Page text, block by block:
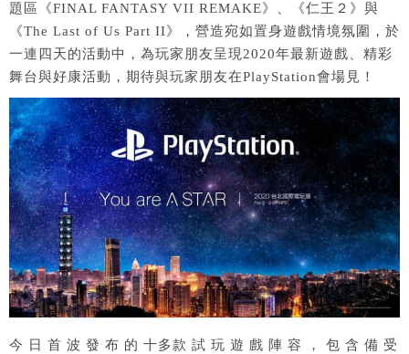
題區《FINAL FANTASY VII REMAKE》、《仁王２》與
《The Last of Us Part II》，營造宛如置身遊戲情境氛圍，於
一連四天的活動中，為玩家朋友呈現2020年最新遊戲、精彩
舞台與好康活動，期待與玩家朋友在PlayStation會場見！
今 日 首 波 發 布 的 十多款 試 玩 遊 戲 陣 容 ， 包 含 備 受